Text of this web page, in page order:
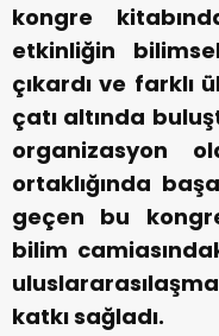
kongre
etkinliğin
çıkardı ve farklı
çatı altında
organizasyon
ortaklığında
geçen bu
bilim
katkı sağladı.